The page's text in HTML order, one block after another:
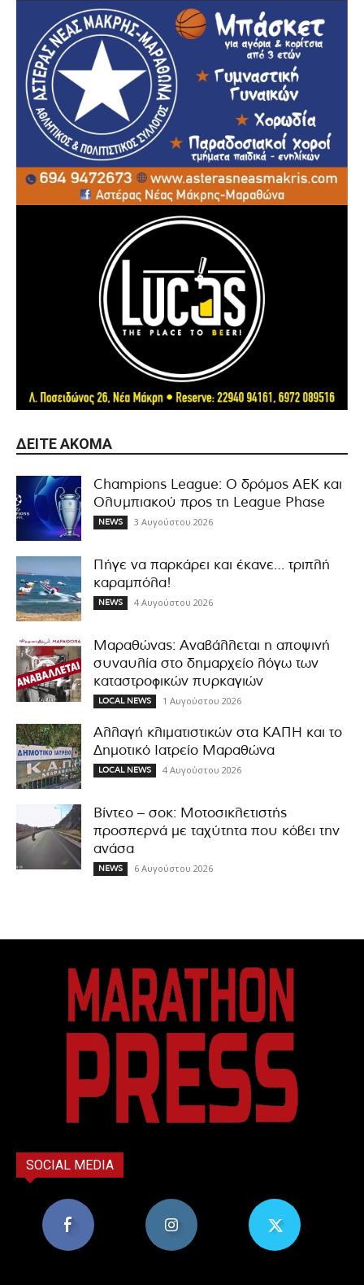
ΔΕΊΤΕ ΑΚΌΜΑ
Champions League: Ο δρόμος ΑΕΚ και
Ολυμπιακού προς τη League Phase
NEWS 3 Αυγούστου 2026
Πήγε να παρκάρει και έκανε… τριπλή
καραμπόλα!
NEWS 4 Αυγούστου 2026
Μαραθώνας: Αναβάλλεται η αποψινή
συναυλία στο δημαρχείο λόγω των
καταστροφικών πυρκαγιών
LOCAL NEWS 1 Αυγούστου 2026
Αλλαγή κλιματιστικών στα ΚΑΠΗ και το
Δημοτικό Ιατρείο Μαραθώνα
LOCAL NEWS 4 Αυγούστου 2026
Βίντεο – σοκ: Μοτοσικλετιστής
προσπερνά με ταχύτητα που κόβει την
ανάσα
NEWS 6 Αυγούστου 2026
SOCIAL MEDIA